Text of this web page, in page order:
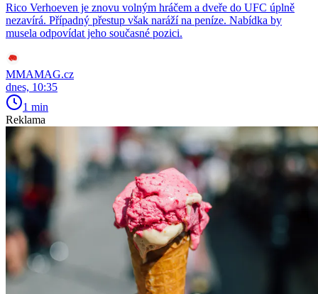
Rico Verhoeven je znovu volným hráčem a dveře do UFC úplně
nezavírá. Případný přestup však naráží na peníze. Nabídka by
musela odpovídat jeho současné pozici.
MMAMAG.cz
dnes, 10:35
1 min
Reklama